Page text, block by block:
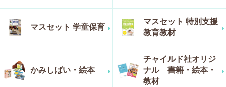
マスセット 学童保育
マスセット 特別支援
教育教材
かみしばい・絵本
チャイルド社オリジ
ナル 書籍・絵本・
教材